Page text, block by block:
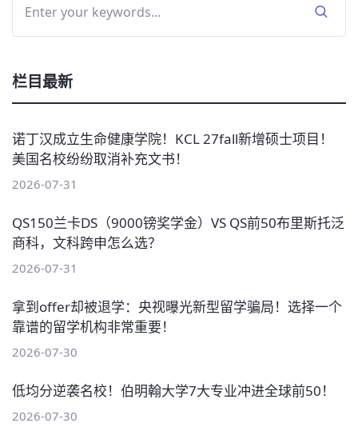
栏目最新
诺丁汉成立生命健康学院！KCL 27fall新增硕士项目！
美国名校纷纷取消补充文书！
2026-07-31
QS150兰卡DS（9000镑奖学金）VS QS前50布里斯托泛
商科，文科跨申怎么选？
2026-07-31
拿到offer却被退学：央视曝光新型留学骗局！选择一个
靠谱的留学机构非常重要！
2026-07-30
低均分逆袭名校！伯明翰大学7大专业冲进全球前50！
2026-07-30